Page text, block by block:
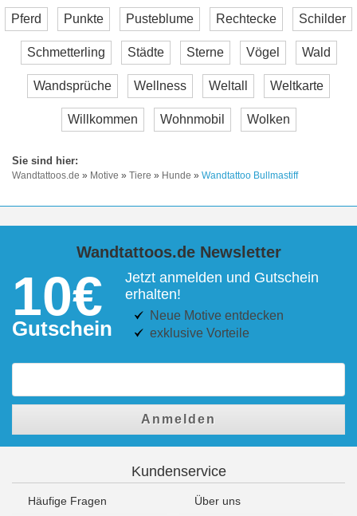
Pferd Punkte Pusteblume Rechtecke Schilder
Schmetterling Städte Sterne Vögel Wald
Wandsprüche Wellness Weltall Weltkarte
Willkommen Wohnmobil Wolken
Wandtattoos.de » Motive » Tiere » Hunde » Wandtattoo Bullmastiff
Wandtattoos.de Newsletter
10€
Gutschein
Jetzt anmelden und Gutschein
erhalten!
Neue Motive entdecken
exklusive Vorteile
Anmelden
Kundenservice
Häufige Fragen
Über uns